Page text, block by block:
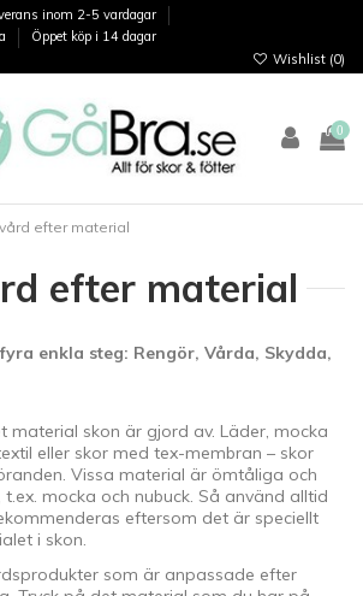
inom 2-5 vardagar
Öppet köp i 14 dagar
Wishlist (0)
0
efter material
efter material
enkla steg: Rengör, Vårda, Skydda,
material skon är gjord av. Läder, mocka
eller skor med tex-membran – skor
Vissa material är ömtåliga och
mocka och nubuck. Så använd alltid
eftersom det är speciellt
i skon.
som är anpassade efter